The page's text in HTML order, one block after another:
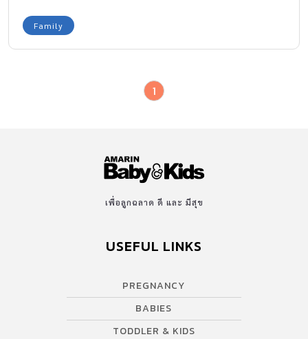
Family
1
เพื่อลูกฉลาด ดี และ มีสุข
USEFUL LINKS
PREGNANCY
BABIES
TODDLER & KIDS